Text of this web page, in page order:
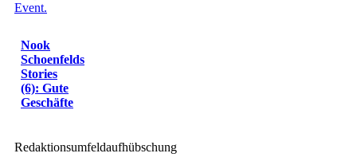
Nook
Schoenfelds
Stories
(6): Gute
Geschäfte
Redaktionsumfeldaufhübschung